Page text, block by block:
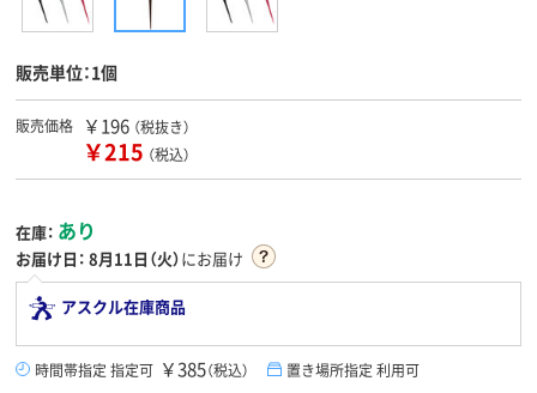
販売単位：1個
販売価格 ￥196 （税抜き）
￥215 （税込）
在庫： あり
お届け日： 8月11日（火）にお届け
アスクル在庫商品
時間帯指定 指定可 ￥385（税込） 置き場所指定 利用可